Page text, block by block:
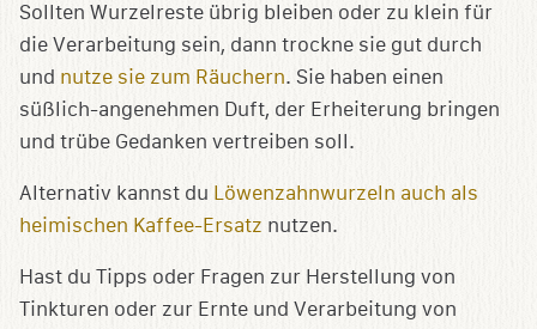
Sollten Wurzelreste übrig bleiben oder zu klein für
die Verarbeitung sein, dann trockne sie gut durch
und nutze sie zum Räuchern. Sie haben einen
süßlich-angenehmen Duft, der Erheiterung bringen
und trübe Gedanken vertreiben soll.
Alternativ kannst du Löwenzahnwurzeln auch als
heimischen Kaffee-Ersatz nutzen.
Hast du Tipps oder Fragen zur Herstellung von
Tinkturen oder zur Ernte und Verarbeitung von